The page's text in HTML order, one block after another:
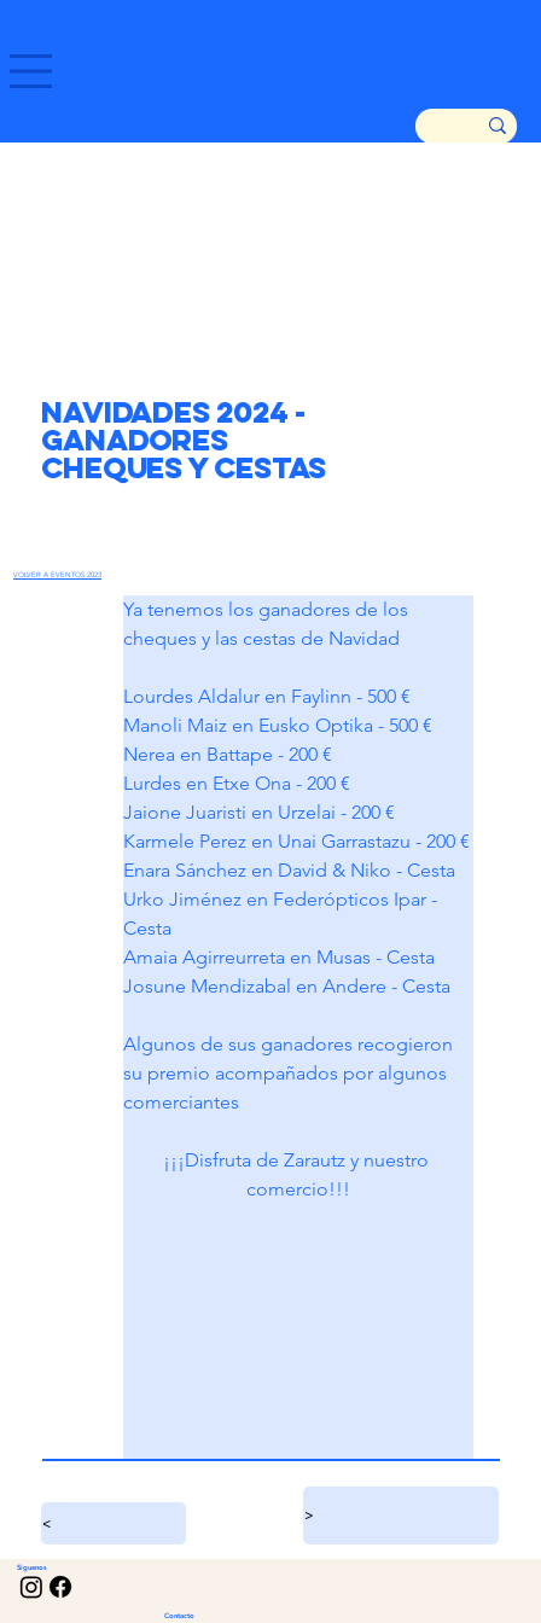
Navidades 2024 -
Ganadores
Cheques y Cestas
VOLVER A EVENTOS 2023
Ya tenemos los ganadores de los
cheques y las cestas de Navidad
Lourdes Aldalur en Faylinn - 500 €
Manoli Maiz en Eusko Optika - 500 €
Nerea en Battape - 200 €
Lurdes en Etxe Ona - 200 €
Jaione Juaristi en Urzelai - 200 €
Karmele Perez en Unai Garrastazu - 200 €
Enara Sánchez en David & Niko - Cesta
Urko Jiménez en Federópticos Ipar -
Cesta
Amaia Agirreurreta en Musas - Cesta
Josune Mendizabal en Andere - Cesta
Algunos de sus ganadores recogieron
su premio acompañados por algunos
comerciantes
¡¡¡Disfruta de Zarautz y nuestro
comercio!!!
< >
Contacto
Síguenos